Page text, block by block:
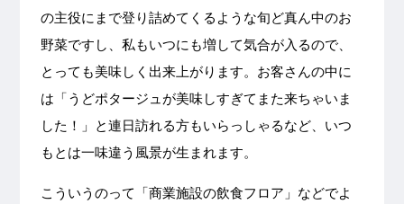
の主役にまで登り詰めてくるような旬ど真ん中のお
野菜ですし、私もいつにも増して気合が入るので、
とっても美味しく出来上がります。お客さんの中に
は「うどポタージュが美味しすぎてまた来ちゃいま
した！」と連日訪れる方もいらっしゃるなど、いつ
もとは一味違う風景が生まれます。
こういうのって「商業施設の飲食フロア」などでよ